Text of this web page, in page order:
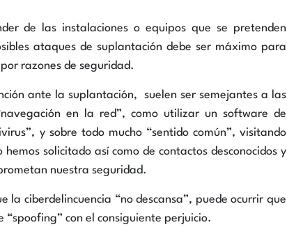
de las instalaciones o equipos que se pretenden
ataques de suplantación debe ser máximo para
razones de seguridad.
ante la suplantación, suelen ser semejantes a las
en la red”, como utilizar un software de
y sobre todo mucho “sentido común”, visitando
solicitado así como de contactos desconocidos y
nuestra seguridad.
la ciberdelincuencia “no descansa”, puede ocurrir que
“spoofing” con el consiguiente perjuicio.